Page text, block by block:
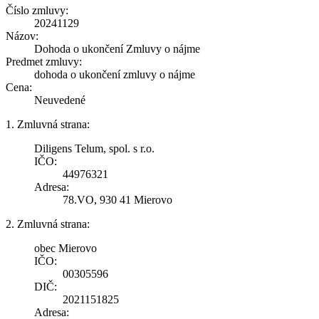
Číslo zmluvy:
20241129
Názov:
Dohoda o ukončení Zmluvy o nájme
Predmet zmluvy:
dohoda o ukončení zmluvy o nájme
Cena:
Neuvedené
1. Zmluvná strana:
Diligens Telum, spol. s r.o.
IČO:
44976321
Adresa:
78.VO, 930 41 Mierovo
2. Zmluvná strana:
obec Mierovo
IČO:
00305596
DIČ:
2021151825
Adresa: